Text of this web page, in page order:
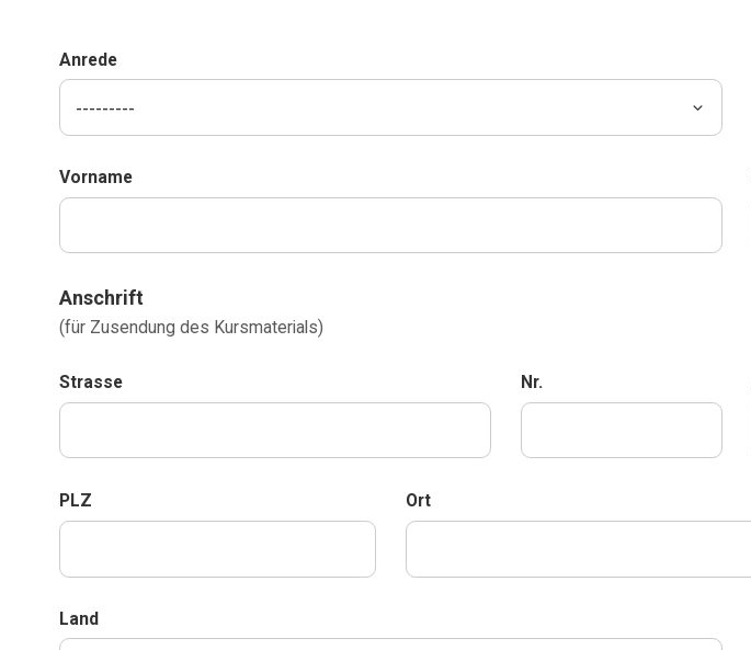
Anrede
Vorname
Anschrift
(für Zusendung des Kursmaterials)
Strasse Nr.
PLZ Ort
Land